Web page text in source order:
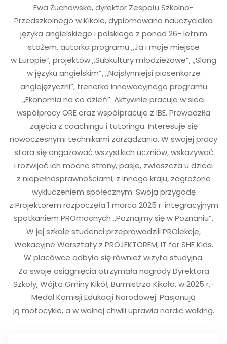
Ewa Żuchowska, dyrektor Zespołu Szkolno-
Przedszkolnego w Kikole, dyplomowana nauczycielka
języka angielskiego i polskiego z ponad 26- letnim
stażem, autorka programu ,,Ja i moje miejsce
w Europie”, projektów ,,Subkultury młodzieżowe”, ,,Slang
w języku angielskim”, ,,Najsłynniejsi piosenkarze
anglojęzyczni”, trenerka innowacyjnego programu
,,Ekonomia na co dzień”. Aktywnie pracuje w sieci
współpracy ORE oraz współpracuje z IBE. Prowadziła
zajęcia z coachingu i tutoringu. Interesuje się
nowoczesnymi technikami zarządzania. W swojej pracy
stara się angażować wszystkich uczniów, wskazywać
i rozwijać ich mocne strony, pasje, zwłaszcza u dzieci
z niepełnosprawnościami, z innego kraju, zagrożone
wykluczeniem społecznym. Swoją przygodę
z Projektorem rozpoczęła 1 marca 2025 r. integracyjnym
spotkaniem PROmocnych ,,Poznajmy się w Poznaniu”.
W jej szkole studenci przeprowadzili PROlekcje,
Wakacyjne Warsztaty z PROJEKTOREM, IT for SHE Kids.
W placówce odbyła się również wizyta studyjna.
Za swoje osiągnięcia otrzymała nagrody Dyrektora
Szkoły, Wójta Gminy Kikół, Burmistrza Kikoła, w 2025 r.-
Medal Komisji Edukacji Narodowej. Pasjonują
ją motocykle, a w wolnej chwili uprawia nordic walking.